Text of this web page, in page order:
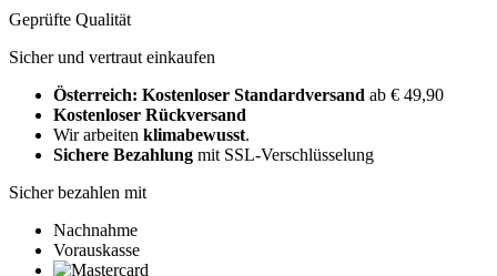
Geprüfte Qualität
Sicher und vertraut einkaufen
Österreich: Kostenloser Standardversand ab € 49,90
Kostenloser Rückversand
Wir arbeiten klimabewusst.
Sichere Bezahlung mit SSL-Verschlüsselung
Sicher bezahlen mit
Nachnahme
Vorauskasse